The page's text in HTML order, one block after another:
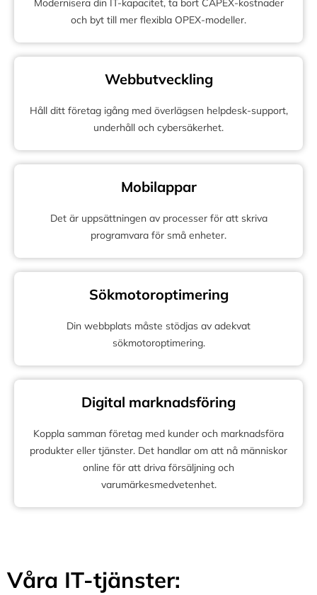
och byt till mer flexibla OPEX-modeller.
Webbutveckling
Håll ditt företag igång med överlägsen helpdesk-support,
underhåll och cybersäkerhet.
Mobilappar
Det är uppsättningen av processer för att skriva
programvara för små enheter.
Sökmotoroptimering
Din webbplats måste stödjas av adekvat
sökmotoroptimering.
Digital marknadsföring
Koppla samman företag med kunder och marknadsföra
produkter eller tjänster. Det handlar om att nå människor
online för att driva försäljning och
varumärkesmedvetenhet.
Våra IT-tjänster: